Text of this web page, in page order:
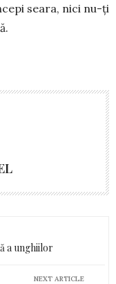
seara, nici nu-ți
a unghiilor
NEXT ARTICLE